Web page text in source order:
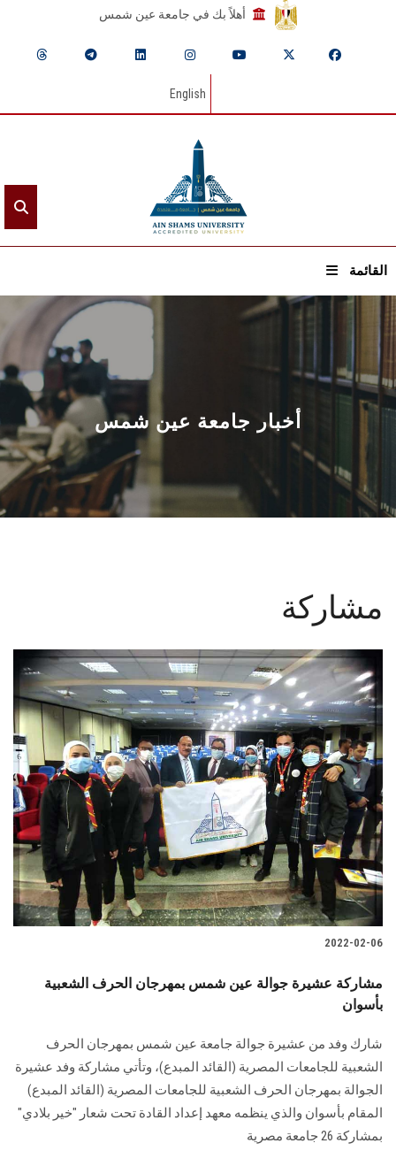
أهلاً بك في جامعة عين شمس
English
القائمة
الرئيسيـة
عن الجامعة
القطاعـات
الشئون الأكاديمية
البحث العلمي
الأنظمة الذكية
الإعلام
تواصل معنا
الطلاب
هيئة التدريس
الدراسات العليا
الزائـرون
سجل الان
أخبار جامعة عين شمس
مشاركة
2022-02-06
مشاركة عشيرة جوالة عين شمس بمهرجان الحرف الشعبية
بأسوان
شارك وفد من عشيرة جوالة جامعة عين شمس بمهرجان الحرف
الشعبية للجامعات المصرية (القائد المبدع)، وتأتي مشاركة وفد عشيرة
الجوالة بمهرجان الحرف الشعبية للجامعات المصرية (القائد المبدع)
المقام بأسوان والذي ينظمه معهد إعداد القادة تحت شعار "خير بلادي"
بمشاركة 26 جامعة مصرية